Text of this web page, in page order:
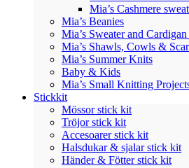
Mia’s Cashmere
Mia’s Beanies
Mia’s Sweater and
Mia’s Shawls, Cowls &
Mia’s Summer Knits
Baby & Kids
Mia’s Small Knitting
Stickkit
Mössor stick kit
Tröjor stick kit
Accesoarer stick kit
Halsdukar & sjalar stick kit
Händer & Fötter stick kit